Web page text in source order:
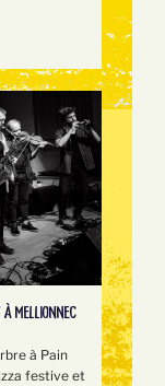
MELLIONNEC
à Pain
festive et